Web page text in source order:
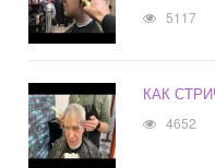
5117
КАК
4652